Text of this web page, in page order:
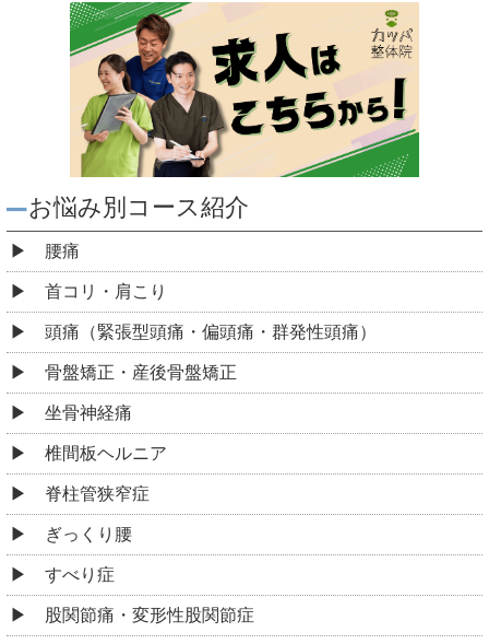
お悩み別コース紹介
腰痛
首コリ・肩こり
頭痛（緊張型頭痛・偏頭痛・群発性頭痛）
骨盤矯正・産後骨盤矯正
坐骨神経痛
椎間板ヘルニア
脊柱管狭窄症
ぎっくり腰
すべり症
股関節痛・変形性股関節症